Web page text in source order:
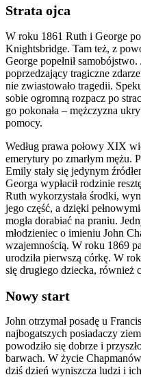
Strata ojca
W roku 1861 Ruth i George
Knightsbridge. Tam też, z
George popełnił
poprzedzający tragiczne
nie zwiastowało tragedii.
sobie ogromną rozpacz po
go pokonała – mężczyzna
pomocy.
Według prawa połowy XIX
emerytury po zmarłym mężu.
Emily stały się jedynym
Georga wypłacił rodzinie
Ruth wykorzystała środki,
jego część, a dzięki
mogła dorabiać na praniu.
młodzieniec o imieniu John
wzajemnością. W roku 1869
urodziła pierwszą córkę. W
się drugiego dziecka, również
Nowy start
John otrzymał posadę u
najbogatszych posiadaczy
powodziło się dobrze i
barwach. W życie
dziś dzień wyniszcza ludzi i